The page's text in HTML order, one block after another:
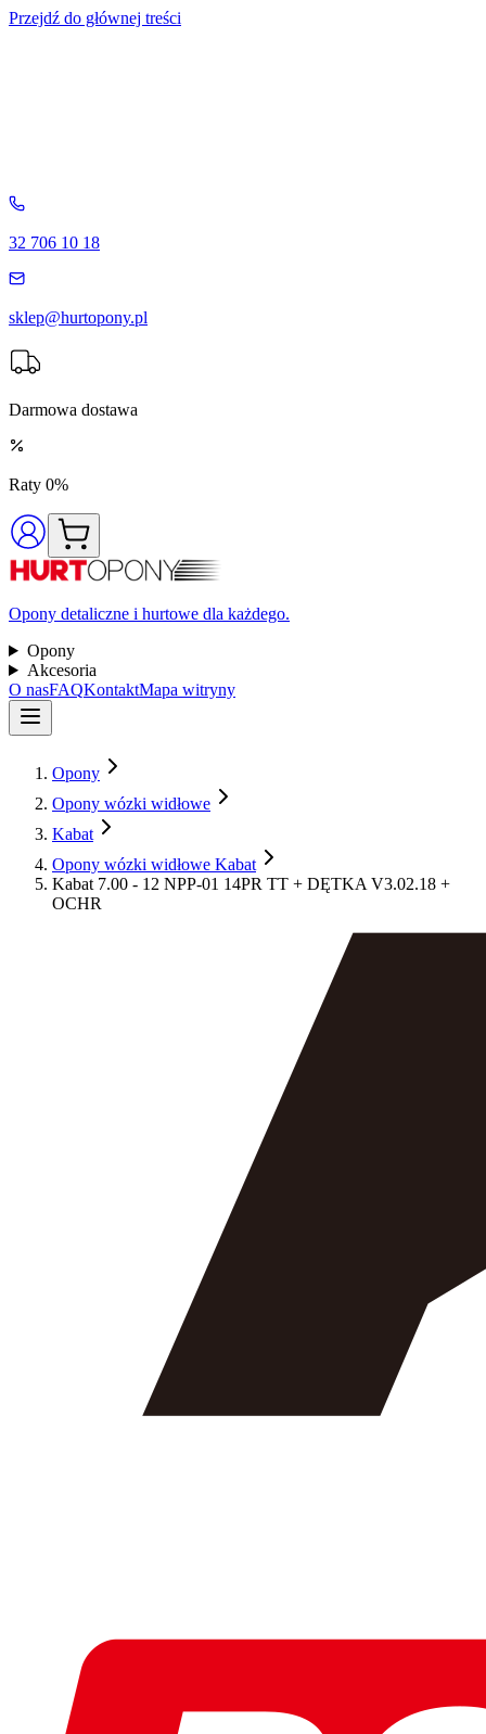
Przejdź do głównej treści
32 706 10 18
sklep@hurtopony.pl
Darmowa dostawa
Raty 0%
Opony detaliczne i hurtowe dla każdego.
Opony
Akcesoria
O nasFAQKontaktMapa witryny
Opony
Opony wózki widłowe
Kabat
Opony wózki widłowe Kabat
Kabat 7.00 - 12 NPP-01 14PR TT + DĘTKA V3.02.18 +
OCHR